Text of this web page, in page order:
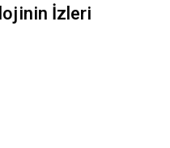
İzleri